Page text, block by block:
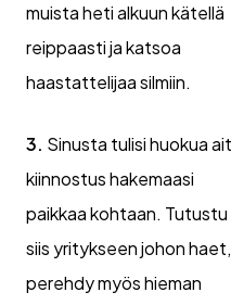
muista heti alkuun kätellä
reippaasti ja katsoa
haastattelijaa silmiin.
3. Sinusta tulisi huokua
kiinnostus hakemaasi
paikkaa kohtaan. Tutustu
siis yritykseen johon haet,
perehdy myös hieman